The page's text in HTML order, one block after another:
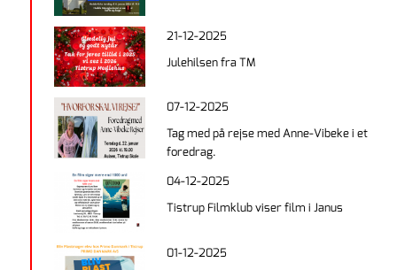
21-12-2025
Julehilsen fra TM
07-12-2025
Tag med på rejse med Anne-Vibeke i et
foredrag.
04-12-2025
Tistrup Filmklub viser film i Janus
01-12-2025